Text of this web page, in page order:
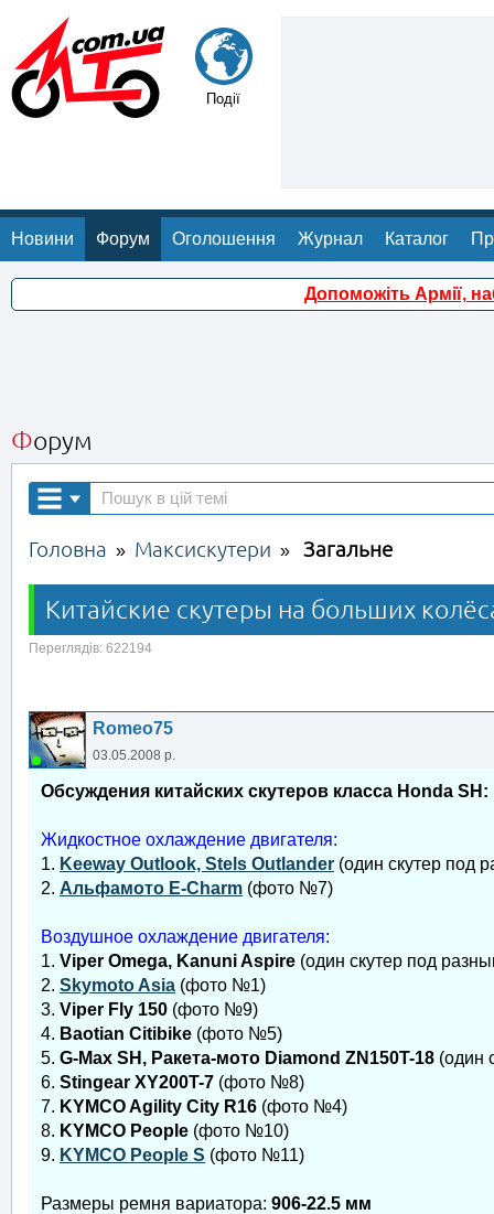
Події
Новини Форум Оголошення Журнал Каталог
Допоможіть Армії,
Форум
Головна » Максискутери » Загальне
Китайские скутеры на больших
Переглядів: 622194
Romeo75
03.05.2008 р.
Обсуждения китайских скутеров класса Honda SH:
Жидкостное охлаждение двигателя:
1. Keeway Outlook, Stels Outlander (один скутер под
2. Альфамото E-Charm (фото №7)
Воздушное охлаждение двигателя:
1. Viper Omega, Kanuni Aspire (один скутер под
2. Skymoto Asia (фото №1)
3. Viper Fly 150 (фото №9)
4. Baotian Citibike (фото №5)
5. G-Max SH, Ракета-мото Diamond ZN150T-18 (один
6. Stingear XY200T-7 (фото №8)
7. KYMCO Agility City R16 (фото №4)
8. KYMCO People (фото №10)
9. KYMCO People S (фото №11)
Размеры ремня вариатора: 906-22.5 мм